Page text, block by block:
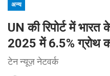
अन्य
UN की रिपोर्ट में
2025 में 6.5% ग्रोथ
टेन न्यूज़ नेटवर्क